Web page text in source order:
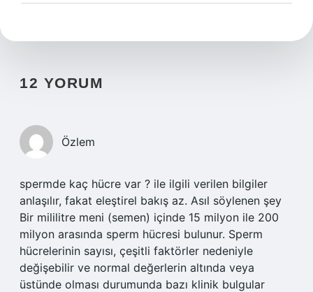
12 YORUM
Özlem
spermde kaç hücre var ? ile ilgili verilen bilgiler
anlaşılır, fakat eleştirel bakış az. Asıl söylenen şey
Bir mililitre meni (semen) içinde 15 milyon ile 200
milyon arasında sperm hücresi bulunur. Sperm
hücrelerinin sayısı, çeşitli faktörler nedeniyle
değişebilir ve normal değerlerin altında veya
üstünde olması durumunda bazı klinik bulgular